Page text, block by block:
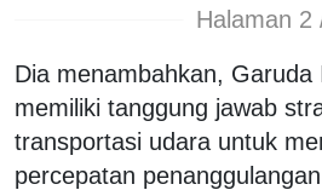
Halaman 2
Dia menambahkan, Garuda
memiliki tanggung jawab
transportasi udara untuk
percepatan